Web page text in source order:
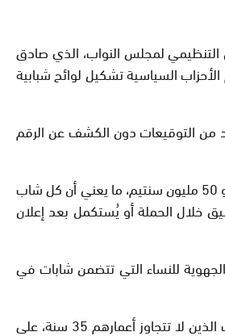
التنظيمي لمجلس النواب، الذي صادق
في الترشح باسم الأحزاب السياسية تشكيل لوائح شبابية
من التوقيعات دون الكشف عن الرقم
وأضاف الوزير أنه في حال اعتماد اللائحة، فإنها ستحصل على تمويل يصل إلى 75 في المائة من سقف التمويل المسموح به، موضحا أن سقف تمويل كل مرشح هو 50 مليون سنتيم، ما يعني أن كل شاب
شكل تسبيق خلال الحملة أو يُستكمل بعد إعلان
وكذلك الأمر بالنسبة للوائح الجهوية للنساء التي تتضمن شابات في
ويُذكر أن بيان المجلس الوزاري أشار إلى أن مشروع القانون التنظيمي المتعلق بمجلس النواب، الذي تمت المصادقة عليه، يتضمن إجراء يهدف إلى تحفيز الشباب الذين لا تتجاوز أعمارهم 35 سنة، على